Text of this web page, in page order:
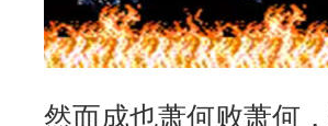
然而成也萧何败萧何